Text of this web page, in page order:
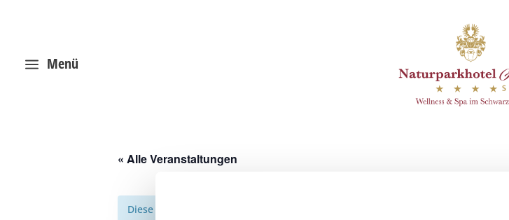
a Menü
« Alle Veranstaltungen
Diese Veranstaltung hat bereits stattgefunden.